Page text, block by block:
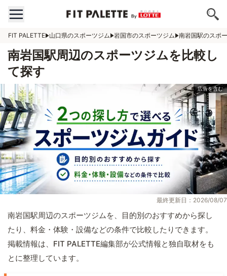
FIT PALETTE 山口県のスポーツジム 岩国市のスポーツジム 南岩国駅のスポ
南岩国駅周辺のスポーツジムを比較し
て探す
最終更新日：2026/08/07
南岩国駅周辺のスポーツジムを、目的別のおすすめから探し
たり、料金・体験・設備などの条件で比較したりできます。
掲載情報は、FIT PALETTE編集部が公式情報と独自取材をも
とに整理しています。